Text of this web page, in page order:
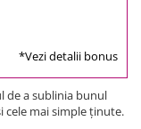
*Vezi detalii bonus
de a sublinia bunul
cele mai simple ţinute.